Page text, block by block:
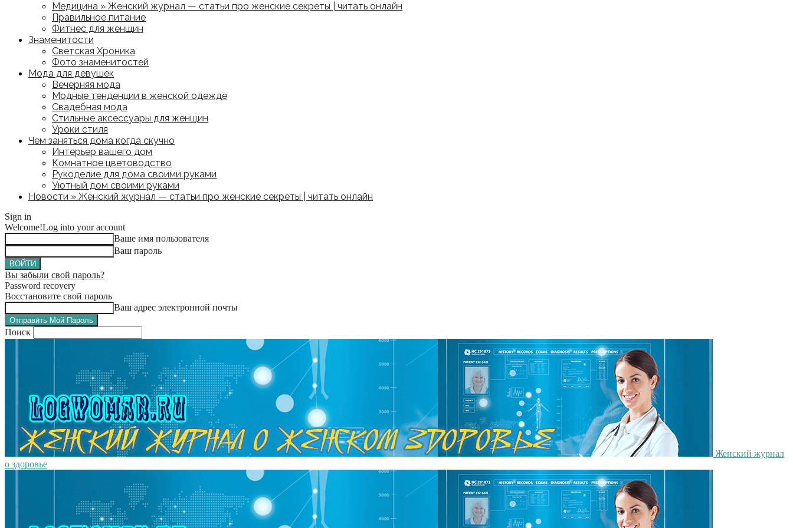
Медицина » Женский журнал — статьи про женские секреты | читать онлайн
Правильное питание
Фитнес для женщин
Знаменитости
Светская Хроника
Фото знаменитостей
Мода для девушек
Вечерняя мода
Модные тенденции в женской одежде
Свадебная мода
Стильные аксессуары для женщин
Уроки стиля
Чем заняться дома когда скучно
Интерьер вашего дом
Комнатное цветоводство
Рукоделие для дома своими руками
Уютный дом своими руками
Новости » Женский журнал — статьи про женские секреты | читать онлайн
Sign in
Welcome!Log into your account
Ваше имя пользователя
Ваш пароль
Вы забыли свой пароль?
Password recovery
Восстановите свой пароль
Ваш адрес электронной почты
Поиск
Женский журнал
о здоровье